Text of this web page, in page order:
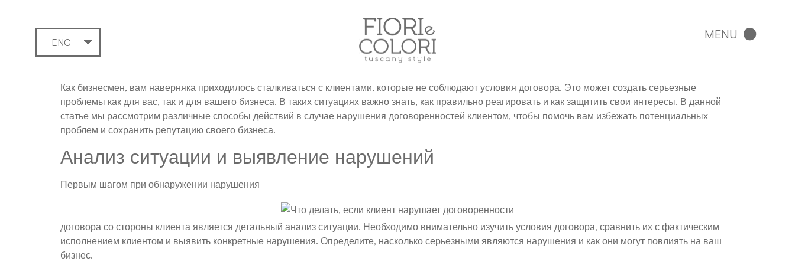
ENG
Как бизнесмен, вам наверняка приходилось сталкиваться с клиентами, которые не соблюдают условия договора. Это может создать серьезные
проблемы как для вас, так и для вашего бизнеса. В таких ситуациях важно знать, как правильно реагировать и как защитить свои интересы. В данной
статье мы рассмотрим различные способы действий в случае нарушения договоренностей клиентом, чтобы помочь вам избежать потенциальных
проблем и сохранить репутацию своего бизнеса.
Анализ ситуации и выявление нарушений
Первым шагом при обнаружении нарушения
договора со стороны клиента является детальный анализ ситуации. Необходимо внимательно изучить условия договора, сравнить их с фактическим
исполнением клиентом и выявить конкретные нарушения. Определите, насколько серьезными являются нарушения и как они могут повлиять на ваш
бизнес.